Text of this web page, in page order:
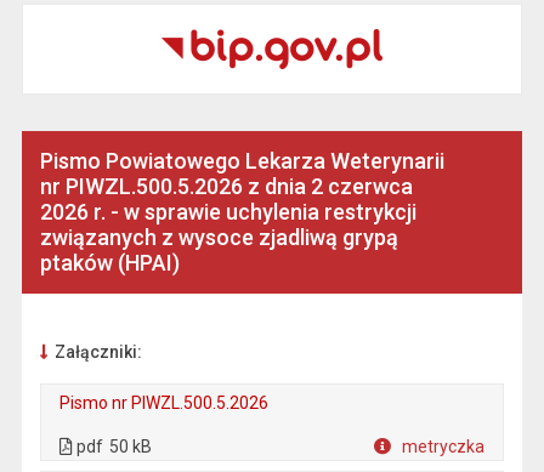
Pismo Powiatowego Lekarza Weterynarii
nr PIWZL.500.5.2026 z dnia 2 czerwca
2026 r. - w sprawie uchylenia restrykcji
związanych z wysoce zjadliwą grypą
ptaków (HPAI)
Załączniki:
Pismo nr PIWZL.500.5.2026
pdf 50 kB metryczka